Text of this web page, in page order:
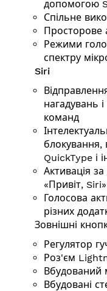
допомогою
Спільне
Просторове
Режими
спектру
Siri
нагадувань
команд
блокування,
QuickType і
Активація
«Привіт, Siri»
Голосова
різних
Зовнішні
Регулятор
Роз'єм
Вбудований
Вбудовані